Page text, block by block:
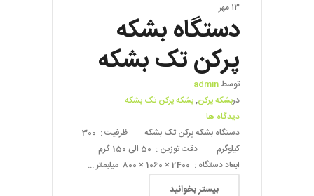
۱۳ مهر
دستگاه بشکه
پرکن تک بشکه
توسطadmin
دربشکه پرکن,بشکه پرکن تک بشکه
دیدگاه ها
دستگاه بشکه پرکن تک بشکه ظرفیت : 300
کیلوگرم دقت توزین : 50 الی 150 گرم
ابعاد دستگاه : 2400 × 1060 × 800 میلیمتر ...
بیستر بخوانید